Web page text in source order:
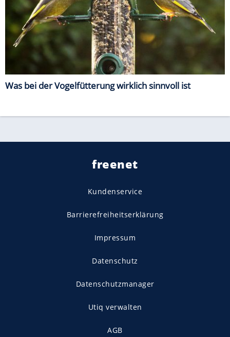
Was bei der Vogelfütterung wirklich sinnvoll ist
freenet
Kundenservice
Barrierefreiheitserklärung
Impressum
Datenschutz
Datenschutzmanager
Utiq verwalten
AGB